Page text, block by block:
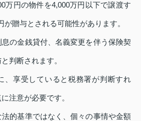
万円の物件を4,000万円以下で譲渡す
が贈与とされる可能性があります。
の金銭貸付、名義変更を伴う保険契
判断されます。
、享受していると税務署が判断すれ
注意が必要です。
的基準ではなく、個々の事情や金額